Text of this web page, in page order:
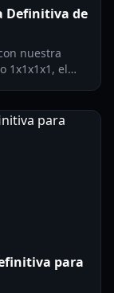
Definitiva de
nuestra
1x1x1x1, el
para